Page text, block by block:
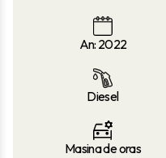
An: 2022
Diesel
Masina de oras